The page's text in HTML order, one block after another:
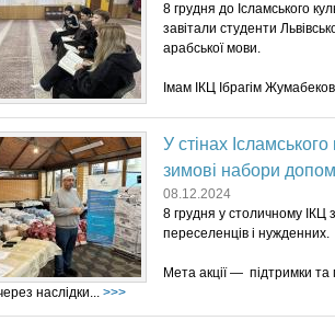
8 грудня до Ісламського
завітали студенти
арабської мови.
Імам ІКЦ Ібрагім Жумабеков
У стінах
зимові набори
08.12.2024
8 грудня у столичному
переселенців і нужденних.
Мета акції — підтримки
наслідки... >>>